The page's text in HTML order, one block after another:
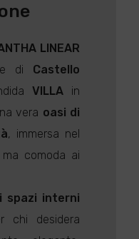
LINEAR
di Castello
VILLAin
vera oasi di
, immersa nel
comoda ai
spazi interni
chi desidera